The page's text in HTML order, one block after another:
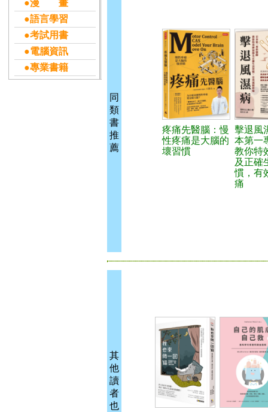
●漫 畫
●語言學習
●考試用書
●電腦資訊
●專業書籍
同
類
書
推
薦
疼痛先醫腦：慢
性疼痛是大腦的
壞習慣
擊退風
本第一
教你特
及正確
慣，有
痛
其
他
讀
者
也